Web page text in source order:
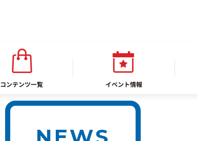
コンテンツ一覧 イベント情報